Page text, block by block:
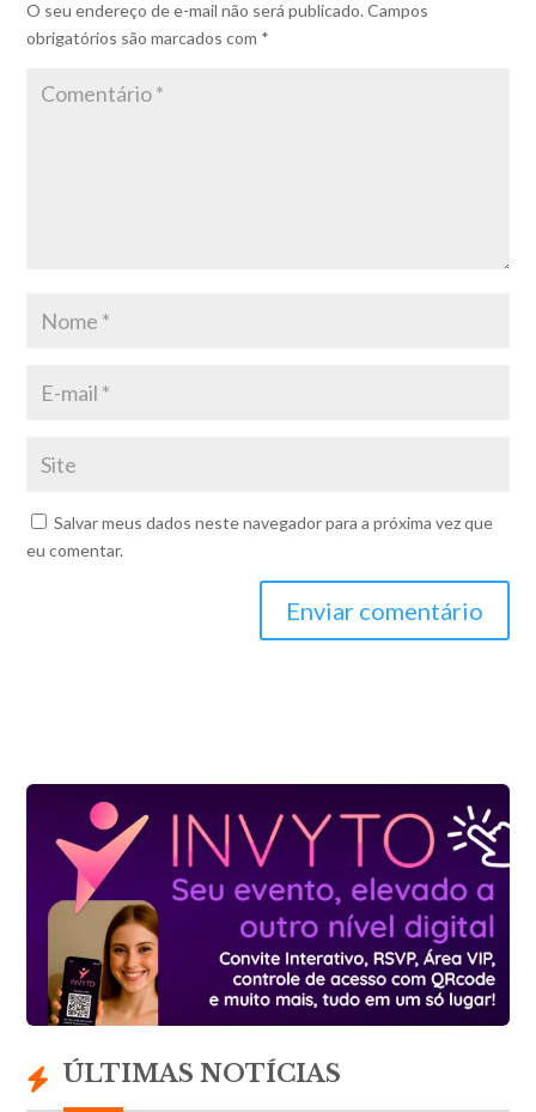
O seu endereço de e-mail não será publicado. Campos
obrigatórios são marcados com *
Salvar meus dados neste navegador para a próxima vez que
eu comentar.
Enviar comentário
ÚLTIMAS NOTÍCIAS